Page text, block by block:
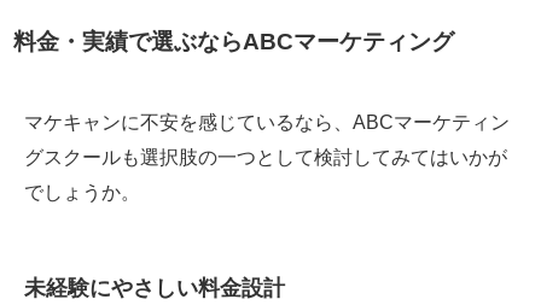
料金・実績で選ぶならABCマーケティング
マケキャンに不安を感じているなら、ABCマーケティン
グスクールも選択肢の一つとして検討してみてはいかが
でしょうか。
未経験にやさしい料金設計